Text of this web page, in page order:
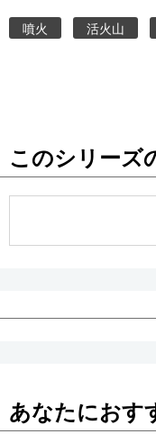
噴火 活火山
このシリーズ
あなたにおす